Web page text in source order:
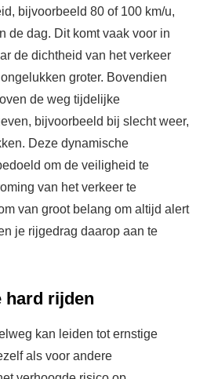
bijvoorbeeld 80 of 100 km/u,
de dag. Dit komt vaak voor in
de dichtheid van het verkeer
groter. Bovendien
de weg tijdelijke
bijvoorbeeld bij slecht weer,
Deze dynamische
om de veiligheid te
van het verkeer te
van groot belang om altijd alert
je rijgedrag daarop aan te
hard rijden
kan leiden tot ernstige
als voor andere